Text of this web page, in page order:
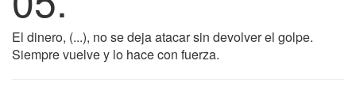
El dinero, (...), no se deja atacar sin devolver el golpe.
Siempre vuelve y lo hace con fuerza.